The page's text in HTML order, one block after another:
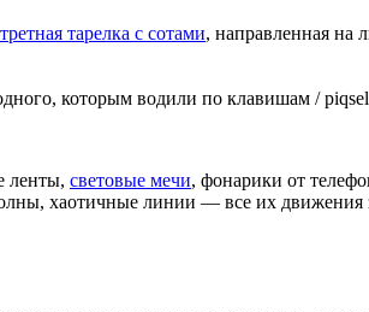
тарелка с сотами, направленная на
которым водили по клавишам /
ленты, световые мечи, фонарики от
хаотичные линии — все их движения